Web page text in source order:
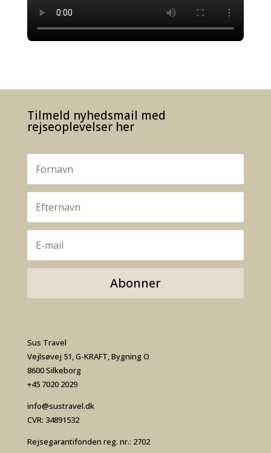
Tilmeld nyhedsmail med
rejseoplevelser her
Abonner
Sus Travel
Vejlsøvej 51, G-KRAFT, Bygning O
8600 Silkeborg
+45 7020 2029
info@sustravel.dk
CVR: 34891532
Rejsegarantifonden reg. nr.: 2702